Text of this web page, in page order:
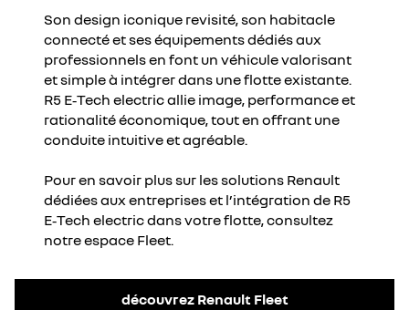
Son design iconique revisité, son habitacle
connecté et ses équipements dédiés aux
professionnels en font un véhicule valorisant
et simple à intégrer dans une flotte existante.
R5 E‑Tech electric allie image, performance et
rationalité économique, tout en offrant une
conduite intuitive et agréable.
Pour en savoir plus sur les solutions Renault
dédiées aux entreprises et l’intégration de R5
E‑Tech electric dans votre flotte, consultez
notre espace Fleet.
découvrez Renault Fleet